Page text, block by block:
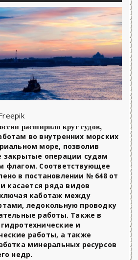
расширило круг судов,
во внутренних морских
море, позволив
закрытые операции судам
флагом. Соответствующее
в постановлении № 648 от
касается ряда видов
каботаж между
ледокольную проводку
работы. Также в
и
работы, а также
минеральных ресурсов
недр.